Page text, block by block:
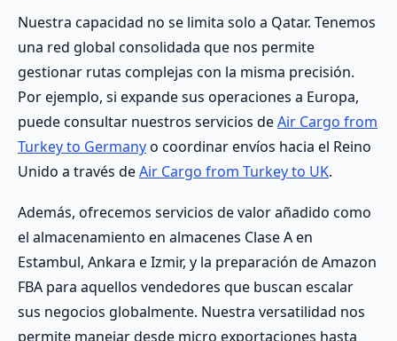
Nuestra capacidad no se limita solo a Qatar. Tenemos
una red global consolidada que nos permite
gestionar rutas complejas con la misma precisión.
Por ejemplo, si expande sus operaciones a Europa,
puede consultar nuestros servicios deAir Cargo from
Turkey to Germanyo coordinar envíos hacia el Reino
Unido a través deAir Cargo from Turkey to UK.
Además, ofrecemos servicios de valor añadido como
el almacenamiento en almacenes Clase A en
Estambul, Ankara e Izmir, y la preparación de Amazon
FBA para aquellos vendedores que buscan escalar
sus negocios globalmente. Nuestra versatilidad nos
permite manejar desde micro exportaciones hasta